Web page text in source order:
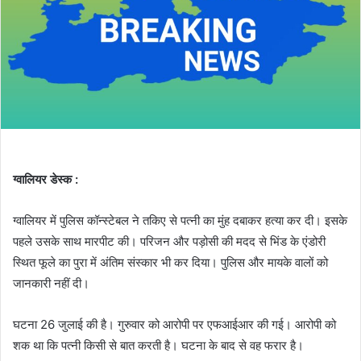
ग्वालियर डेस्क :
ग्वालियर में पुलिस कॉन्स्टेबल ने तकिए से पत्नी का मुंह दबाकर हत्या कर दी। इसके
पहले उसके साथ मारपीट की। परिजन और पड़ोसी की मदद से भिंड के एंडोरी
स्थित फूले का पुरा में अंतिम संस्कार भी कर दिया। पुलिस और मायके वालों को
जानकारी नहीं दी।
घटना 26 जुलाई की है। गुरुवार को आरोपी पर एफआईआर की गई। आरोपी को
शक था कि पत्नी किसी से बात करती है। घटना के बाद से वह फरार है।